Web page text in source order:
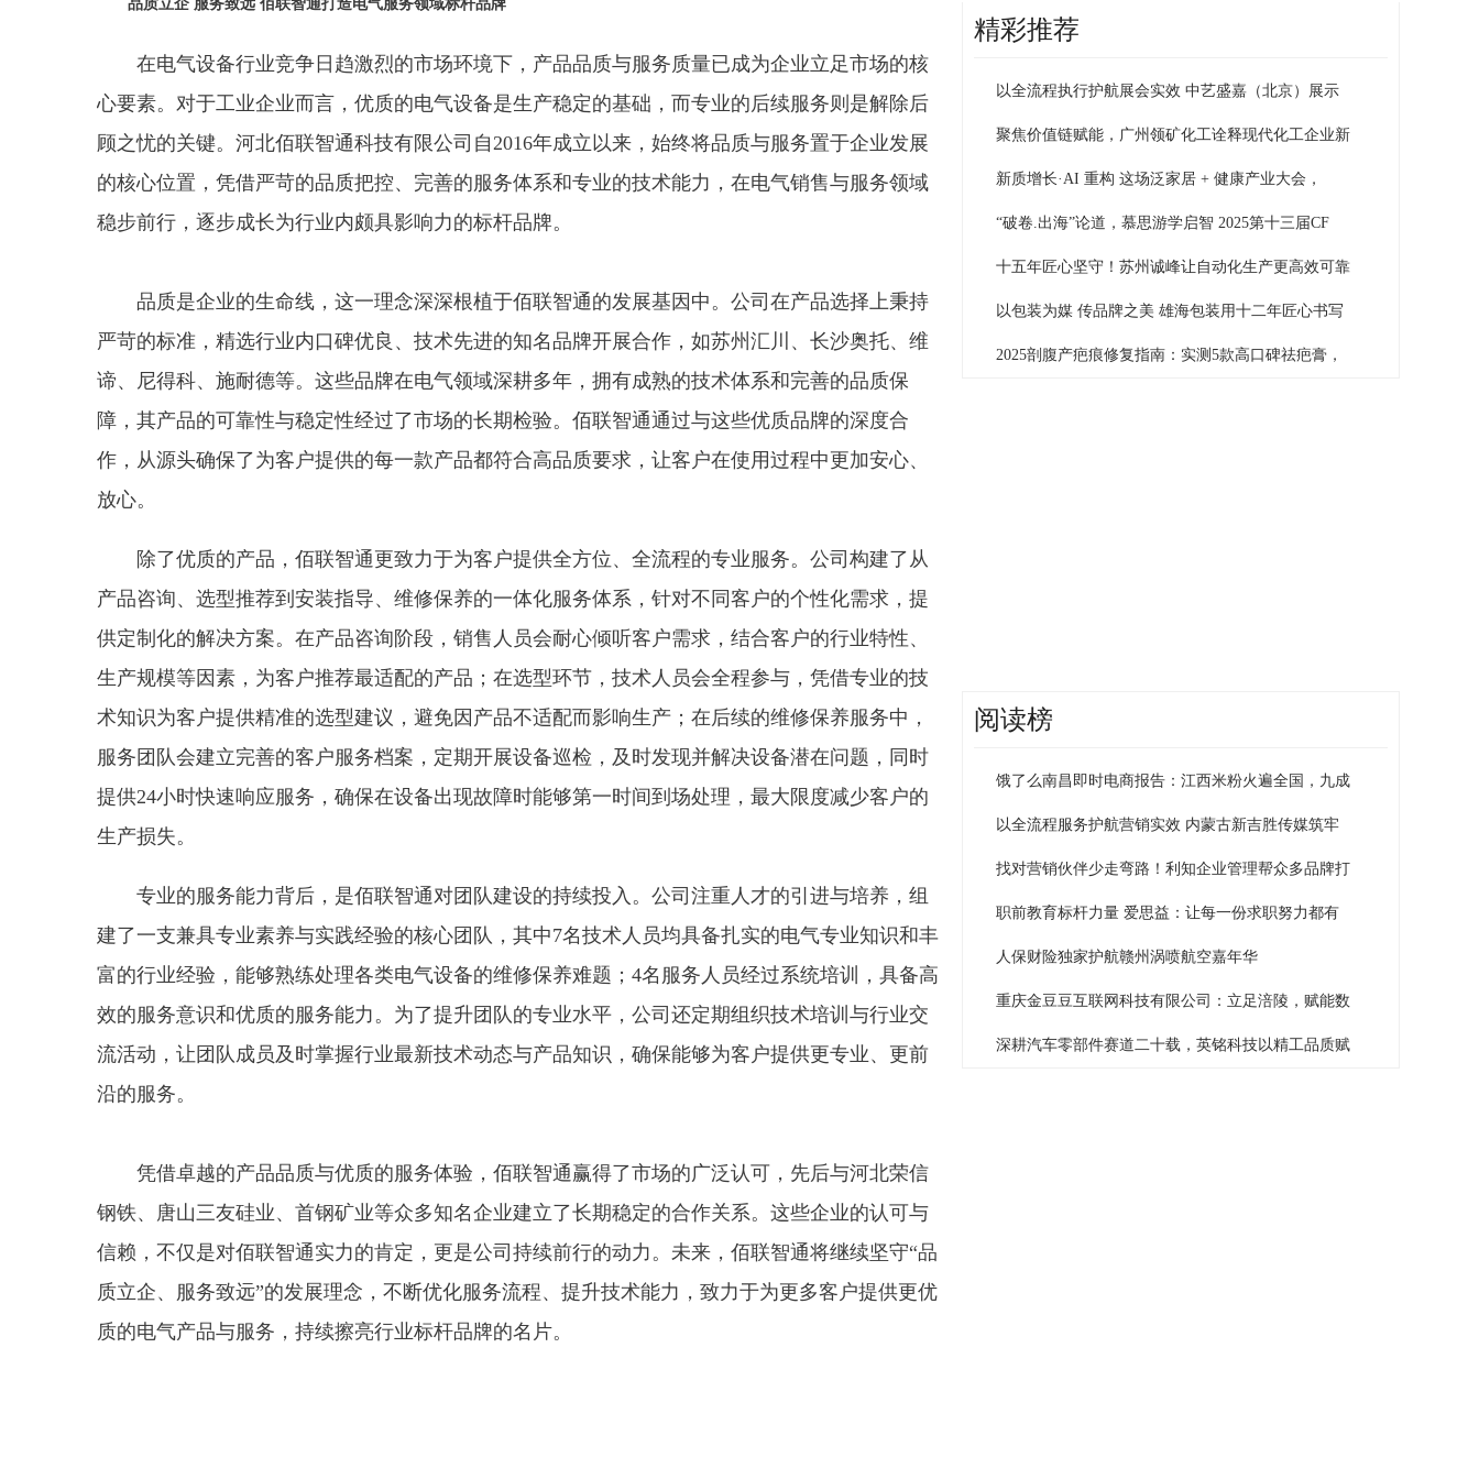
品质立企 服务致远 佰联智通打造电气服务领域标杆品牌
在电气设备行业竞争日趋激烈的市场环境下，产品品质与服务质量已成为企业立足市场的核
心要素。对于工业企业而言，优质的电气设备是生产稳定的基础，而专业的后续服务则是解除后
顾之忧的关键。河北佰联智通科技有限公司自2016年成立以来，始终将品质与服务置于企业发展
的核心位置，凭借严苛的品质把控、完善的服务体系和专业的技术能力，在电气销售与服务领域
稳步前行，逐步成长为行业内颇具影响力的标杆品牌。
品质是企业的生命线，这一理念深深根植于佰联智通的发展基因中。公司在产品选择上秉持
严苛的标准，精选行业内口碑优良、技术先进的知名品牌开展合作，如苏州汇川、长沙奥托、维
谛、尼得科、施耐德等。这些品牌在电气领域深耕多年，拥有成熟的技术体系和完善的品质保
障，其产品的可靠性与稳定性经过了市场的长期检验。佰联智通通过与这些优质品牌的深度合
作，从源头确保了为客户提供的每一款产品都符合高品质要求，让客户在使用过程中更加安心、
放心。
除了优质的产品，佰联智通更致力于为客户提供全方位、全流程的专业服务。公司构建了从
产品咨询、选型推荐到安装指导、维修保养的一体化服务体系，针对不同客户的个性化需求，提
供定制化的解决方案。在产品咨询阶段，销售人员会耐心倾听客户需求，结合客户的行业特性、
生产规模等因素，为客户推荐最适配的产品；在选型环节，技术人员会全程参与，凭借专业的技
术知识为客户提供精准的选型建议，避免因产品不适配而影响生产；在后续的维修保养服务中，
服务团队会建立完善的客户服务档案，定期开展设备巡检，及时发现并解决设备潜在问题，同时
提供24小时快速响应服务，确保在设备出现故障时能够第一时间到场处理，最大限度减少客户的
生产损失。
专业的服务能力背后，是佰联智通对团队建设的持续投入。公司注重人才的引进与培养，组
建了一支兼具专业素养与实践经验的核心团队，其中7名技术人员均具备扎实的电气专业知识和丰
富的行业经验，能够熟练处理各类电气设备的维修保养难题；4名服务人员经过系统培训，具备高
效的服务意识和优质的服务能力。为了提升团队的专业水平，公司还定期组织技术培训与行业交
流活动，让团队成员及时掌握行业最新技术动态与产品知识，确保能够为客户提供更专业、更前
沿的服务。
凭借卓越的产品品质与优质的服务体验，佰联智通赢得了市场的广泛认可，先后与河北荣信
钢铁、唐山三友硅业、首钢矿业等众多知名企业建立了长期稳定的合作关系。这些企业的认可与
信赖，不仅是对佰联智通实力的肯定，更是公司持续前行的动力。未来，佰联智通将继续坚守“品
质立企、服务致远”的发展理念，不断优化服务流程、提升技术能力，致力于为更多客户提供更优
质的电气产品与服务，持续擦亮行业标杆品牌的名片。
精彩推荐
以全流程执行护航展会实效 中艺盛嘉（北京）展示
聚焦价值链赋能，广州领矿化工诠释现代化工企业新
新质增长·AI 重构 这场泛家居 + 健康产业大会，
“破卷.出海”论道，慕思游学启智 2025第十三届CF
十五年匠心坚守！苏州诚峰让自动化生产更高效可靠
以包装为媒 传品牌之美 雄海包装用十二年匠心书写
2025剖腹产疤痕修复指南：实测5款高口碑祛疤膏，
阅读榜
饿了么南昌即时电商报告：江西米粉火遍全国，九成
以全流程服务护航营销实效 内蒙古新吉胜传媒筑牢
找对营销伙伴少走弯路！利知企业管理帮众多品牌打
职前教育标杆力量 爱思益：让每一份求职努力都有
人保财险独家护航赣州涡喷航空嘉年华
重庆金豆豆互联网科技有限公司：立足涪陵，赋能数
深耕汽车零部件赛道二十载，英铭科技以精工品质赋